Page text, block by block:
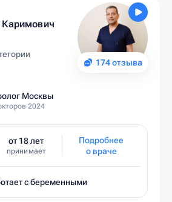
174 отзыва
Москвы
2024
от 18 лет
принимает
Подробнее
о враче
с беременными